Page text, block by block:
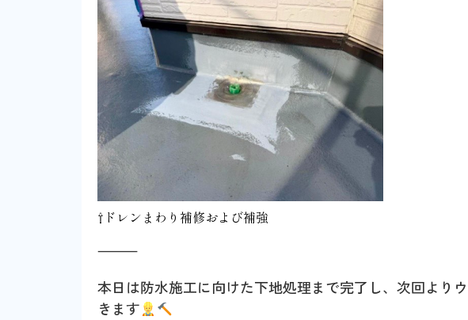
⇧ドレンまわり補修および補強
⸻
本日は防水施工に向けた下地処理まで完了し、次回より
きます